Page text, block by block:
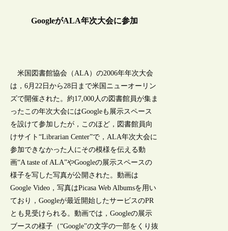
GoogleがALA年次大会に参加
米国図書館協会（ALA）の2006年年次大会
は，6月22日から28日まで米国ニューオーリン
ズで開催された。約17,000人の図書館員が集ま
ったこの年次大会にはGoogleも展示スペース
を設けて参加したが，このほど，図書館員向
けサイト“Librarian Center”で，ALA年次大会に
参加できなかった人にその模様を伝える動
画“A taste of ALA”やGoogleの展示スペースの
様子を写した写真が公開された。動画は
Google Video，写真はPicasa Web Albumsを用い
ており，Googleが最近開始したサービスのPR
とも見受けられる。動画では，Googleの展示
ブースの様子（“Google”の文字の一部をくり抜